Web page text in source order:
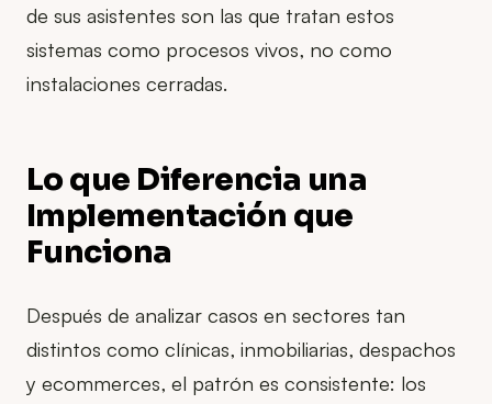
de sus asistentes son las que tratan estos
sistemas como procesos vivos, no como
instalaciones cerradas.
Lo que Diferencia una
Implementación que
Funciona
Después de analizar casos en sectores tan
distintos como clínicas, inmobiliarias, despachos
y ecommerces, el patrón es consistente: los